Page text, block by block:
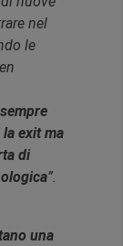
nel
le
exit ma
di
”.
una